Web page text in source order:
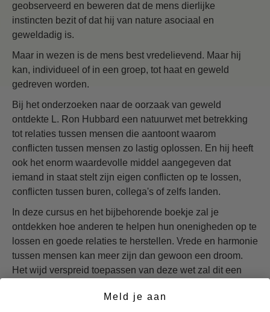
geobserveerd en beweren dat de mens dierlijke
instincten bezit of dat hij van nature asociaal en
geweldadig is.
Maar in wezen is de mens best vredelievend. Maar hij
kan, individueel of in een groep, tot haat en geweld
gedreven worden.
Bij het onderzoeken naar de oorzaak van geweld
ontdekte L. Ron Hubbard een natuurwet met betrekking
tot relaties tussen mensen die aantoont waarom
conflicten tussen mensen zo lastig oplossen. En hij heeft
ook het enorm waardevolle middel aangegeven dat
iemand in staat stelt zijn eigen conflicten op te lossen,
conflicten tussen buren, collega's of zelfs landen.
In deze cursus en het bijbehorende boekje zal je
ontdekken hoe anderen te helpen hun onenigheden op te
lossen en goede relaties te herstellen. Vrede en harmonie
tussen mensen kan meer zijn dan gewoon een droom.
Het wijd verspreid toepassen van deze wet zal dit een
Meld je aan